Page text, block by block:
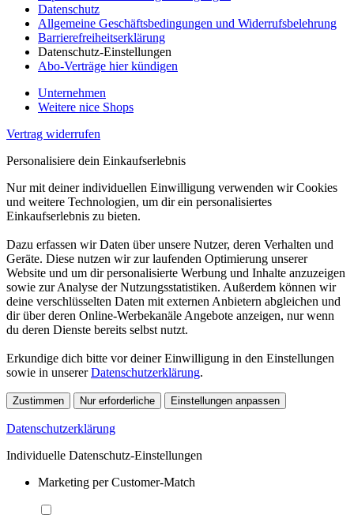
Datenschutz
Allgemeine Geschäftsbedingungen und Widerrufsbelehrung
Barrierefreiheitserklärung
Datenschutz-Einstellungen
Abo-Verträge hier kündigen
Unternehmen
Weitere nice Shops
Vertrag widerrufen
Personalisiere dein Einkaufserlebnis
Nur mit deiner individuellen Einwilligung verwenden wir Cookies
und weitere Technologien, um dir ein personalisiertes
Einkaufserlebnis zu bieten.
Dazu erfassen wir Daten über unsere Nutzer, deren Verhalten und
Geräte. Diese nutzen wir zur laufenden Optimierung unserer
Website und um dir personalisierte Werbung und Inhalte anzuzeigen
sowie zur Analyse der Nutzungsstatistiken. Außerdem können wir
deine verschlüsselten Daten mit externen Anbietern abgleichen und
dir über deren Online-Werbekanäle Angebote anzeigen, nur wenn
du deren Dienste bereits selbst nutzt.
Erkundige dich bitte vor deiner Einwilligung in den Einstellungen
sowie in unsererDatenschutzerklärung.
Zustimmen Nur erforderliche Einstellungen anpassen
Datenschutzerklärung
Individuelle Datenschutz-Einstellungen
Marketing per Customer-Match